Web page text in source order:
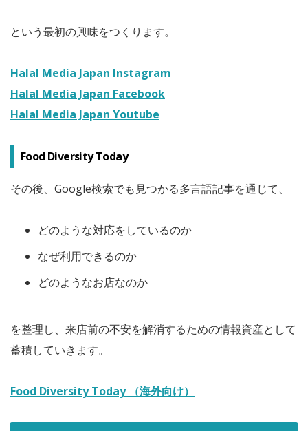
という最初の興味をつくります。
Halal Media Japan Instagram
Halal Media Japan Facebook
Halal Media Japan Youtube
Food Diversity Today
その後、Google検索でも見つかる多言語記事を通じて、
どのような対応をしているのか
なぜ利用できるのか
どのようなお店なのか
を整理し、来店前の不安を解消するための情報資産として
蓄積していきます。
Food Diversity Today （海外向け）